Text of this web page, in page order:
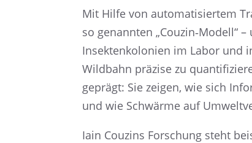
Mit Hilfe von automa­ti­sier­tem
so genann­ten „Couzin‑Modell“
Insek­ten­ko­lo­nien im Labor und
Wildbahn präzise zu
geprägt: Sie zeigen, wie sich
und wie Schwärme auf
Iain Couzins Forschung steht